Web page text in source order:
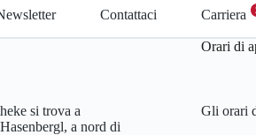
Contattaci Carriera
si trova a
a nord di
Orari di
Gli orari